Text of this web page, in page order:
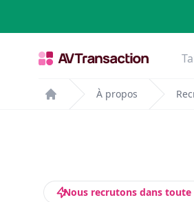
Home
À propos
Nous recrutons dans toute